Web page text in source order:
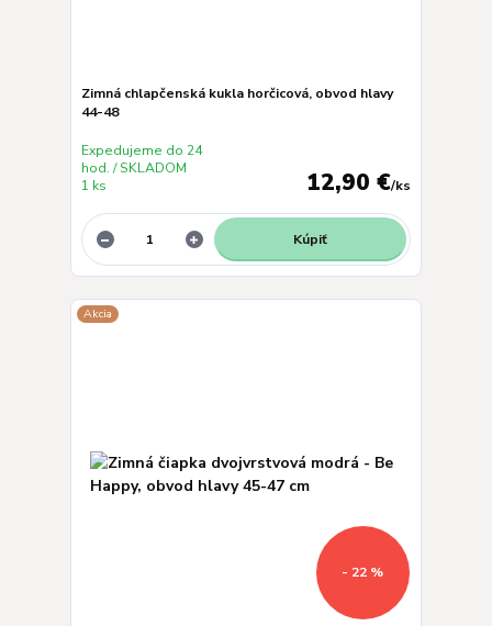
Zimná chlapčenská kukla horčicová, obvod hlavy
44-48
12,90 €/ks
Expedujeme do 24
hod. / SKLADOM
1 ks
Kúpiť
Akcia
- 22 %